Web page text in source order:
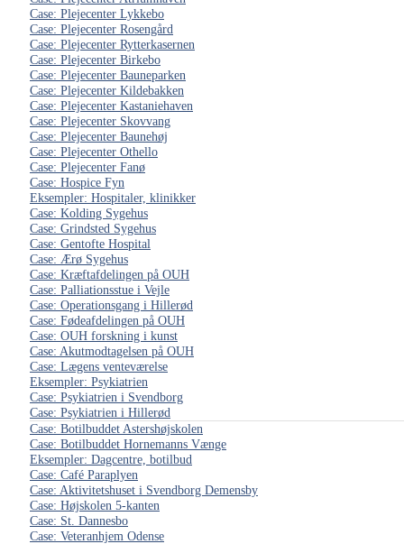
Case: Plejecenter Lykkebo
Case: Plejecenter Rosengård
Case: Plejecenter Rytterkasernen
Case: Plejecenter Birkebo
Case: Plejecenter Bauneparken
Case: Plejecenter Kildebakken
Case: Plejecenter Kastaniehaven
Case: Plejecenter Skovvang
Case: Plejecenter Baunehøj
Case: Plejecenter Othello
Case: Plejecenter Fanø
Case: Hospice Fyn
Eksempler: Hospitaler, klinikker
Case: Kolding Sygehus
Case: Grindsted Sygehus
Case: Gentofte Hospital
Case: Ærø Sygehus
Case: Kræftafdelingen på OUH
Case: Palliationsstue i Vejle
Case: Operationsgang i Hillerød
Case: Fødeafdelingen på OUH
Case: OUH forskning i kunst
Case: Akutmodtagelsen på OUH
Case: Lægens venteværelse
Eksempler: Psykiatrien
Case: Psykiatrien i Svendborg
Case: Psykiatrien i Hillerød
Case: Botilbuddet Astershøjskolen
Case: Botilbuddet Hornemanns Vænge
Eksempler: Dagcentre, botilbud
Case: Café Paraplyen
Case: Aktivitetshuset i Svendborg Demensby
Case: Højskolen 5-kanten
Case: St. Dannesbo
Case: Veteranhjem Odense